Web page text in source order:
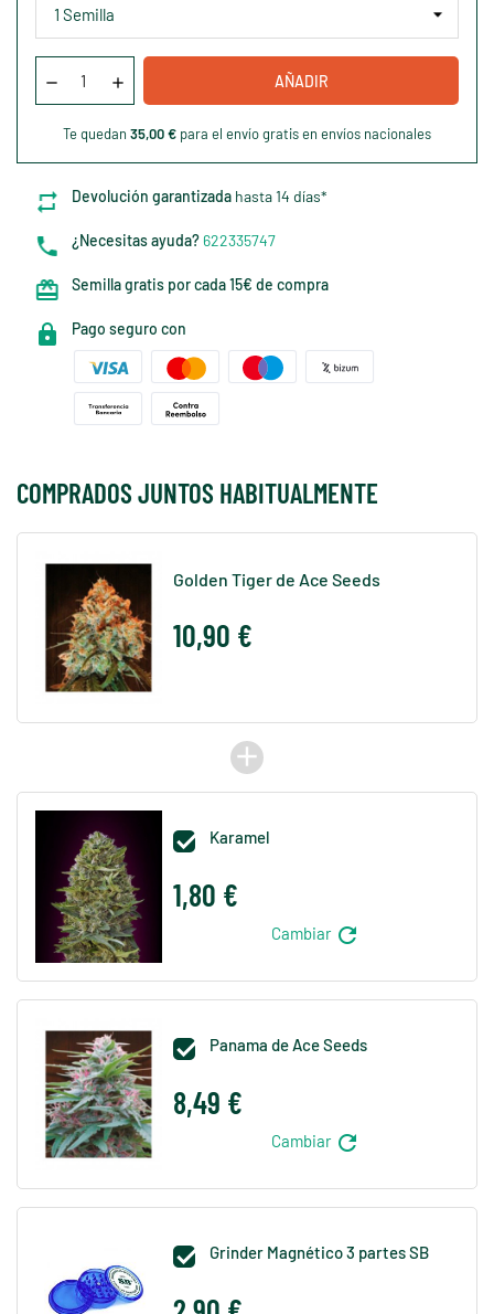
AÑADIR
Te quedan 35,00 € para el envío gratis en envíos nacionales
Devolución garantizada hasta 14 días*
¿Necesitas ayuda?622335747
Semilla gratis por cada 15€ de compra
Pago seguro con
COMPRADOS JUNTOS HABITUALMENTE
Golden Tiger de Ace Seeds
10,90 €
add
 Karamel
1,80 €
Cambiar refresh
 Panama de Ace Seeds
8,49 €
Cambiar refresh
 Grinder Magnético 3 partes SB